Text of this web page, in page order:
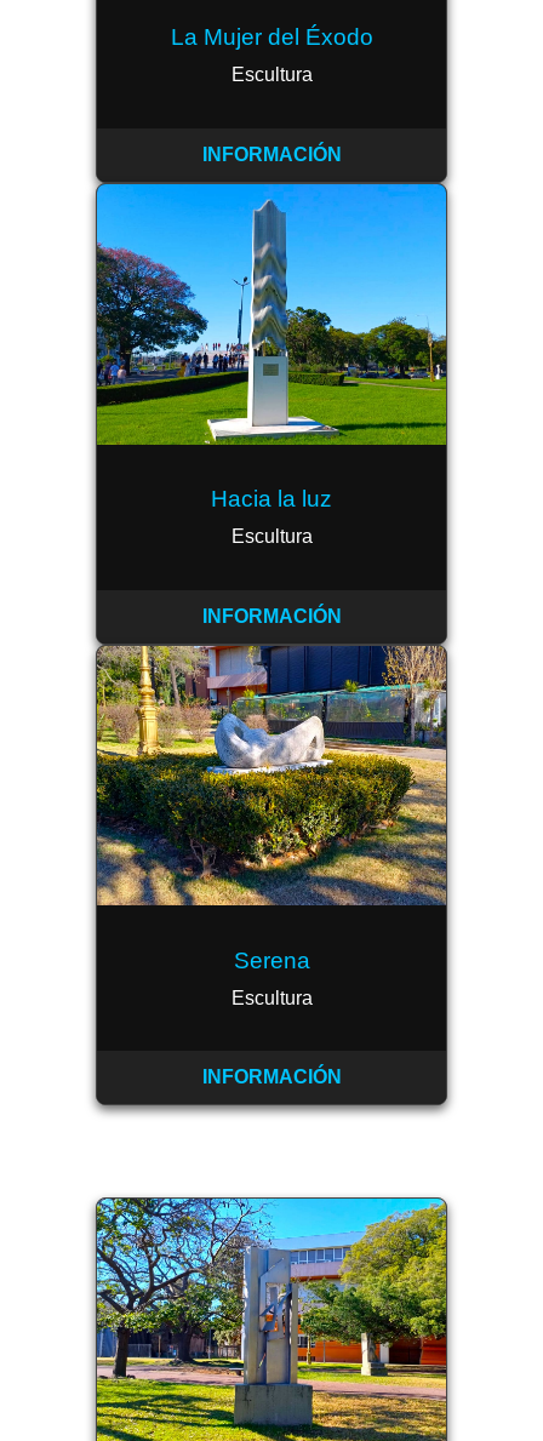
La Mujer del Éxodo
Escultura
INFORMACIÓN
Hacia la luz
Escultura
INFORMACIÓN
Serena
Escultura
INFORMACIÓN